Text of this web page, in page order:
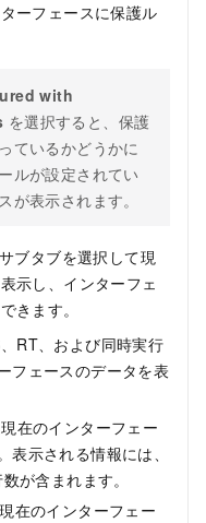
ーフェースに保護ル
with
を選択すると、保護
ているかどうかに
ルが設定されてい
が表示されます。
ブタブを選択して現
示し、インターフェ
きます。
、RT、および同時実行
フェースのデータを表
在のインターフェー
示される情報には、
が含まれます。
現在のインターフェー